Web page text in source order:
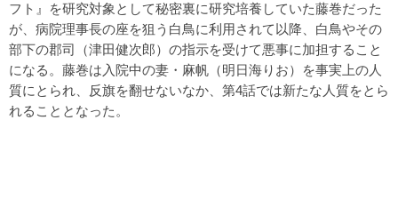
フト』を研究対象として秘密裏に研究培養していた藤巻だった
が、病院理事長の座を狙う白鳥に利用されて以降、白鳥やその
部下の郡司（津田健次郎）の指示を受けて悪事に加担すること
になる。藤巻は入院中の妻・麻帆（明日海りお）を事実上の人
質にとられ、反旗を翻せないなか、第4話では新たな人質をとら
れることとなった。